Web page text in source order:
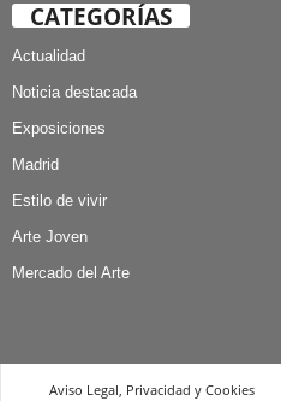
CATEGORÍAS
Actualidad
Noticia destacada
Exposiciones
Madrid
Estilo de vivir
Arte Joven
Mercado del Arte
Aviso Legal, Privacidad y Cookies